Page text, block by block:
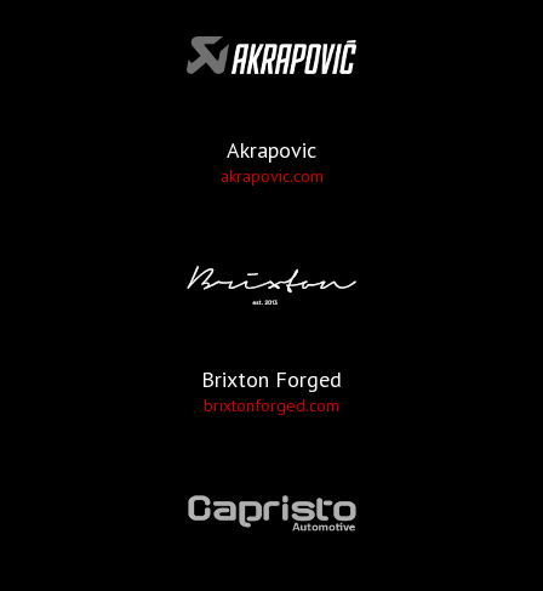
Akrapovic
akrapovic.com
Brixton Forged
brixtonforged.com